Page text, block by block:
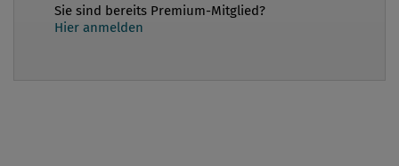
Sie sind bereits Premium-Mitglied?
Hier anmelden